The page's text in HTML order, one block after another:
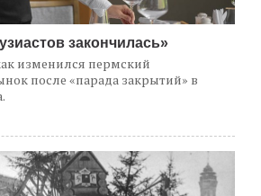
закончилась»
изменился пермский
после «парада закрытий» в